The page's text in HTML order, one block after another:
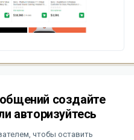
создайте
авторизуйтесь
чтобы оставить